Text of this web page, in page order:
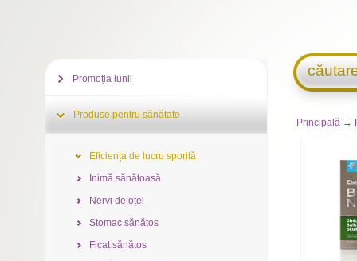
Principală →
Promoția lunii
Produse pentru sănătate
Eficiența de lucru sporită
Inimă sănătoasă
Nervi de oțel
Stomac sănătos
Ficat sănătos